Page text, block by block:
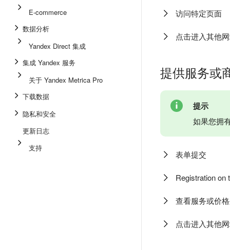
E-commerce
数据分析
Yandex Direct 集成
集成 Yandex 服务
关于 Yandex Metrica Pro
下载数据
隐私和安全
更新日志
支持
访问特定页面
点击进入其他
提供服务或
提示
如果您拥
表单提交
Registration on
查看服务或价
点击进入其他